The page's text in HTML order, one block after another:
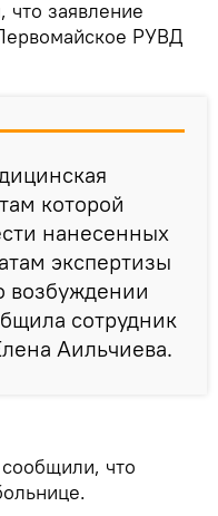
что заявление
РУВД
которой
нанесенных
экспертизы
возбуждении
сотрудник
Аильчиева.
что